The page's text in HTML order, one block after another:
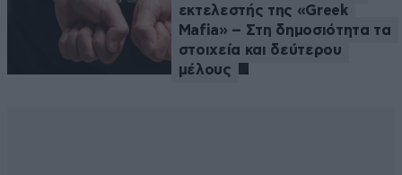
εκτελεστής της «Greek
Mafia» – Στη δημοσιότητα τα
στοιχεία και δεύτερου
μέλους